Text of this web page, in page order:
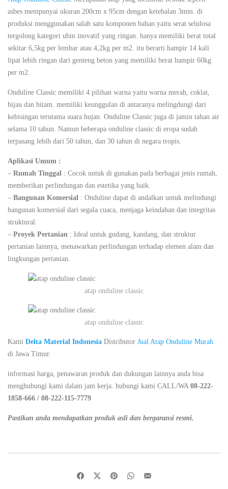
asbes mempunyai ukuran 200cm x 95cm dengan ketebalan 3mm. di
produksi menggunakan salah satu komponen bahan yaitu serat selulosa
tergolong kategori ubin inovatif yang ringan. hanya memiliki berat total
sekitar 6,5kg per lembar atau 4,2kg per m2. itu berarti hampir 14 kali
lipat lebih ringan dari genteng beton yang memiliki berat hampir 60kg
per m2.
Onduline Classic memiliki 4 pilihan warna yaitu warna merah, coklat,
hijau dan hitam. memiliki keunggulan di antaranya melingdungi dari
kebisingan terutama suara hujan. Onduline Classic juga di jamin tahan air
selama 10 tahun. Namun beberapa onduline classic di eropa sudah
terpasang lebih dari 50 tahun, dan 30 tahun di negara tropis.
Aplikasi Umum :
– Rumah Tinggal : Cocok untuk di gunakan pada berbagai jenis rumah,
memberikan perlindungan dan estetika yang baik.
– Bangunan Komersial : Onduline dapat di andalkan untuk melindungi
bangunan komersial dari segala cuaca, menjaga keindahan dan integritas
struktural.
– Proyek Pertanian : Ideal untuk gudang, kandang, dan struktur
pertanian lainnya, menawarkan perlindungan terhadap elemen alam dan
lingkungan pertanian.
atap onduline classic
atap onduline classic
Kami Delta Material Indonesia Distributor Jual Atap Onduline Murah
di Jawa Timur.
informasi harga, penawaran produk dan dukungan lainnya anda bisa
menghubungi kami dalam jam kerja. hubungi kami CALL/WA 08-222-
1858-666 / 08-222-115-7779
Pastikan anda mendapatkan produk asli dan bergaransi resmi.